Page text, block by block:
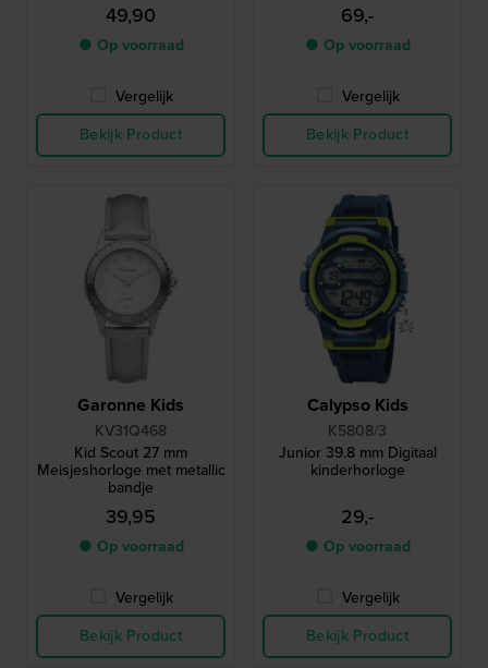
49,90
● Op voorraad
Vergelijk
Bekijk Product
69,-
● Op voorraad
Vergelijk
Bekijk Product
Garonne Kids
KV31Q468
Kid Scout 27 mm
Meisjeshorloge met metallic
bandje
39,95
● Op voorraad
Vergelijk
Bekijk Product
Calypso Kids
K5808/3
Junior 39.8 mm Digitaal
kinderhorloge
29,-
● Op voorraad
Vergelijk
Bekijk Product